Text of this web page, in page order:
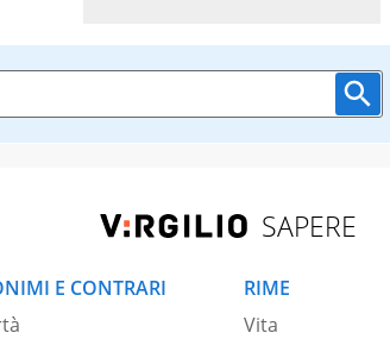
SAPERE
E CONTRARI
RIME
Vita